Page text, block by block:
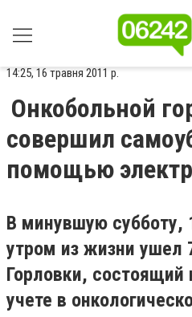
14:25, 16 травня 2011 р.
Онкобольной
совершил
помощью
В минувшую субботу,
утром из жизни ушел
Горловки, состоящий
учете в